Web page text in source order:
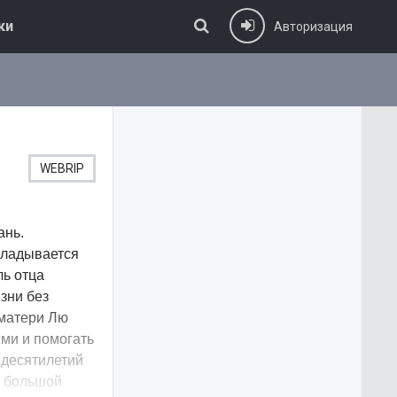
Авторизация
WEBRIP
отца
без
Лю
и помогать
большой